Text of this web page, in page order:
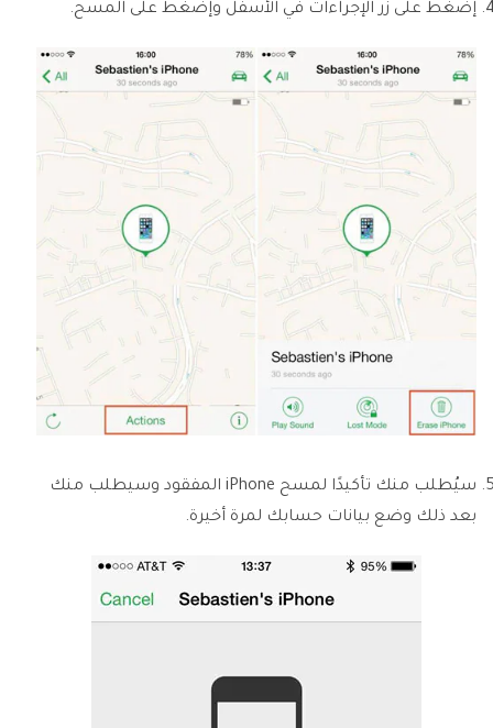
إضغط على زر الإجراءات في الأسفل وإضغط على المسح.
سيُطلب منك تأكيدًا لمسح iPhone المفقود وسيطلب منك
بعد ذلك وضع بيانات حسابك لمرة أخيرة.